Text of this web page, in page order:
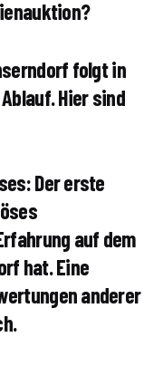
folgt in
Hier sind
Der erste
auf dem
hat. Eine
anderer